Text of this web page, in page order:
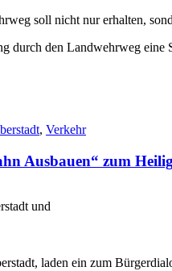
soll nicht nur erhalten,
durch den Landwehrweg eine
, Verkehr
Ausbauen“ zum
und
laden ein zum